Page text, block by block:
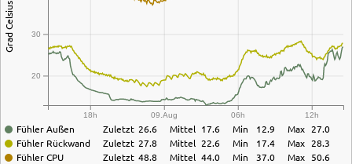
18h 09.Aug 06h 12h
20
30
Grad Celsius
Fühler Außen
Fühler Rückwand
Fühler CPU
Zuletzt
Zuletzt
Zuletzt
26.6
27.8
48.8
Mittel
Mittel
Mittel
17.6
22.6
44.0
Min
Min
Min
12.9
17.4
37.0
Max
Max
Max
27.0
28.3
50.6